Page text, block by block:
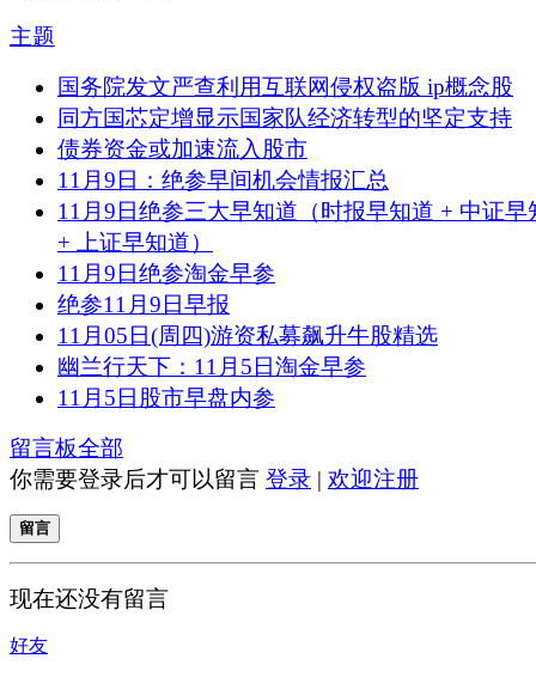
主题
国务院发文严查利用互联网侵权盗版 ip概念股
同方国芯定增显示国家队经济转型的坚定支持
债券资金或加速流入股市
11月9日：绝参早间机会情报汇总
11月9日绝参三大早知道（时报早知道 + 中证早
+ 上证早知道）
11月9日绝参淘金早参
绝参11月9日早报
11月05日(周四)游资私募飙升牛股精选
幽兰行天下：11月5日淘金早参
11月5日股市早盘内参
留言板全部
你需要登录后才可以留言 登录 | 欢迎注册
留言
现在还没有留言
好友